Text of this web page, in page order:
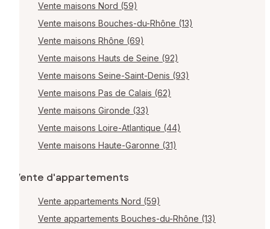
Vente maisons Nord (59)
Vente maisons Bouches-du-Rhône (13)
Vente maisons Rhône (69)
Vente maisons Hauts de Seine (92)
Vente maisons Seine-Saint-Denis (93)
Vente maisons Pas de Calais (62)
Vente maisons Gironde (33)
Vente maisons Loire-Atlantique (44)
Vente maisons Haute-Garonne (31)
Vente d'appartements
Vente appartements Nord (59)
Vente appartements Bouches-du-Rhône (13)